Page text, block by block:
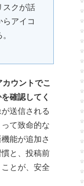
スクが話
らアイコ
ウントでこ
確認してく
送信される
て致命的な
能が追加さ
と、投稿前
とが、安全